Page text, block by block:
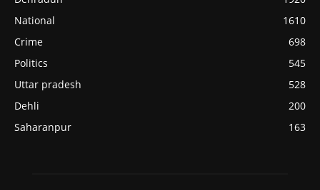
National
1610
Crime
698
Politics
545
Uttar pradesh
528
Dehli
200
Saharanpur
163